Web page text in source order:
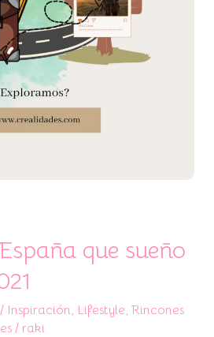
que sueño
/ Inspiración, Lifestyle, Rincones
/ raki